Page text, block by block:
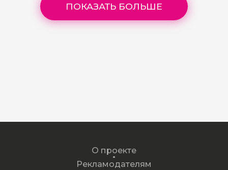
ПОКАЗАТЬ БОЛЬШЕ
О проекте
Рекламодателям